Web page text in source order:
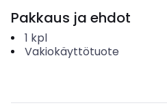
Pakkaus ja ehdot
1 kpl
Vakiokäyttötuote